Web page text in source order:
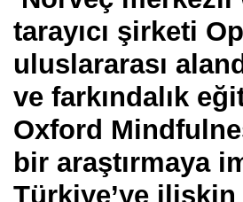
tarayıcı şirketi
uluslararası
ve farkındalık
Oxford
bir araştırmaya
Türkiye’ye ilişkin